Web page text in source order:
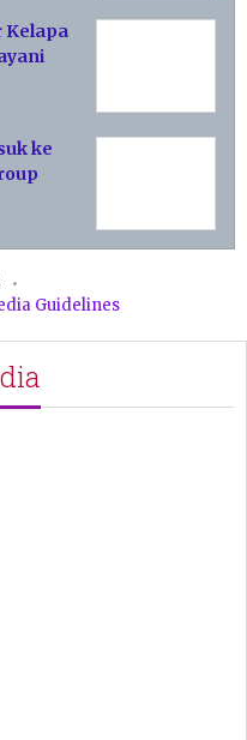
Kelapa
ke
Guidelines